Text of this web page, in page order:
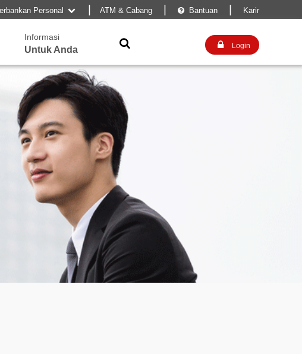
Personal  |ATM & Cabang  Bantuan Karir
Informasi
Untuk Anda
  Login